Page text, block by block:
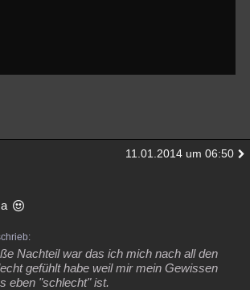
11.01.2014 um 06:50
Nachteil war das ich mich nach all den
gefühlt habe weil mir mein Gewissen
eben "schlecht" ist.